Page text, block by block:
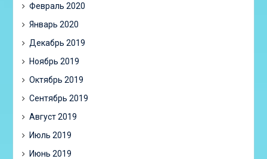
Февраль 2020
Январь 2020
Декабрь 2019
Ноябрь 2019
Октябрь 2019
Сентябрь 2019
Август 2019
Июль 2019
Июнь 2019